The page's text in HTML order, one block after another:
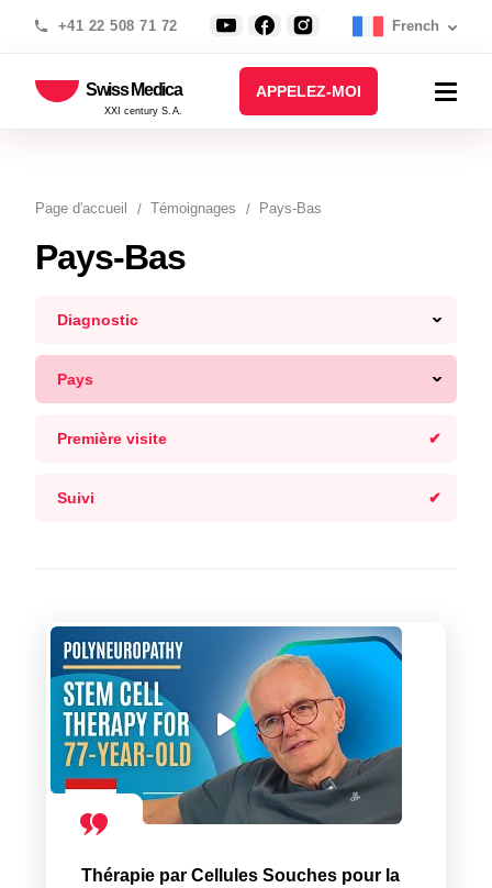
+41 22 508 71 72 French
Swiss Medica
XXI century S.A.
APPELEZ-MOI
Page d′accueil Témoignages Pays-Bas
Pays-Bas
Diagnostic
Pays
Première visite
Suivi
Thérapie par Cellules Souches pour la